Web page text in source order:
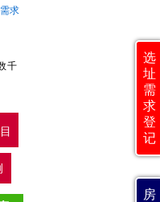
求
千
选
址
需
求
登
记
房